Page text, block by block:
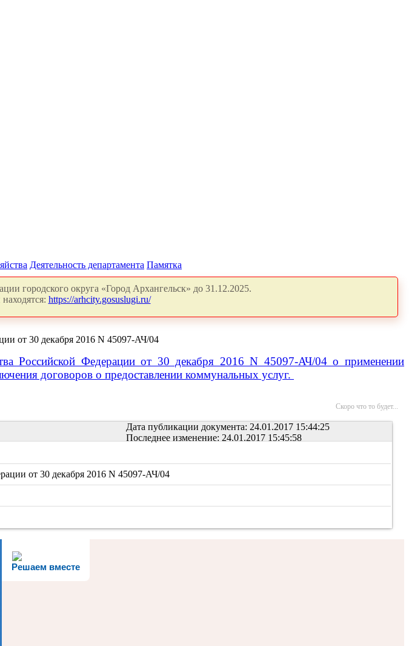
Деятельность департамента Памятка
городского округа «Город Архангельск» до 31.12.2025.
https://arhcity.gosuslugi.ru/
от 30 декабря 2016 N 45097-АЧ/04
Российской Федерации от 30 декабря 2016 N 45097-АЧ/04 о применении
договоров о предоставлении коммунальных услуг.
Скоро что то будет...
Дата публикации документа: 24.01.2017 15:44:25
Последнее изменение: 24.01.2017 15:45:58
от 30 декабря 2016 N 45097-АЧ/04
Решаем вместе